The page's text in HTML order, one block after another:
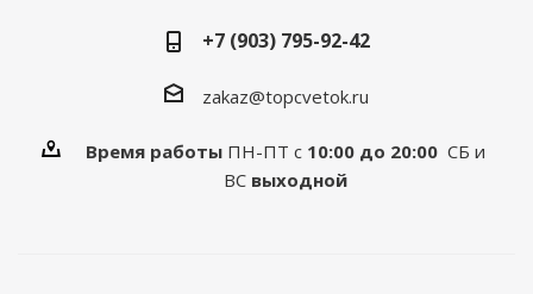
+7 (903) 795-92-42
zakaz@topcvetok.ru
Время работы ПН-ПТ с 10:00 до 20:00 СБ и
ВС выходной